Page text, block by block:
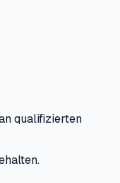
qualifizierten